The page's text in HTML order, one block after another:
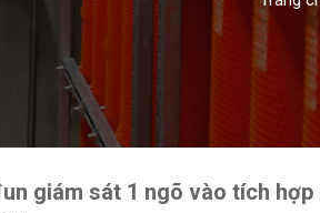
giám sát 1 ngõ vào tích hợp